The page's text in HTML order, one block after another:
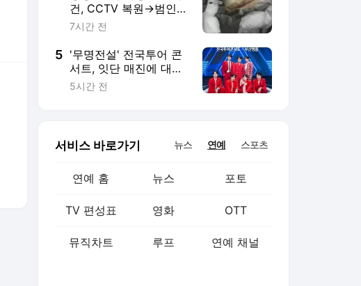
건, CCTV 복원→범인
얼굴 '최초 공개' ('그것
7시간 전
5 '무명전설' 전국투어 콘
서트, 잇단 매진에 대구·
부산 앙코르 확정…추가
5시간 전
서비스 바로가기 뉴스 연예 스포츠
연예 홈 뉴스 포토
TV 편성표 영화 OTT
뮤직차트 루프 연예 채널